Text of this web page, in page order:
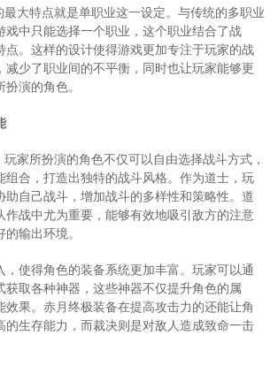
大特点就是单职业这一设定。与传统的多职业
戏中只能选择一个职业，这个职业结合了战
点。这样的设计使得游戏更加专注于玩家的战
减少了职业间的不平衡，同时也让玩家能够更
演的角色。
家所扮演的角色不仅可以自由选择战斗方式，
组合，打造出独特的战斗风格。作为道士，玩
助自己战斗，增加战斗的多样性和策略性。道
作战中尤为重要，能够有效地吸引敌方的注意
输出环境。
，使得角色的装备系统更加丰富。玩家可以通
获取各种神器，这些神器不仅提升角色的属
效果。赤月终极装备在提高攻击力的还能让角
的生存能力，而裁决则是对敌人造成致命一击